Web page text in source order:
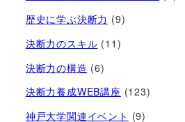
歴史に学ぶ決断力 (9)
決断力のスキル (11)
決断力の構造 (6)
決断力養成WEB講座 (123)
神戸大学関連イベント (9)